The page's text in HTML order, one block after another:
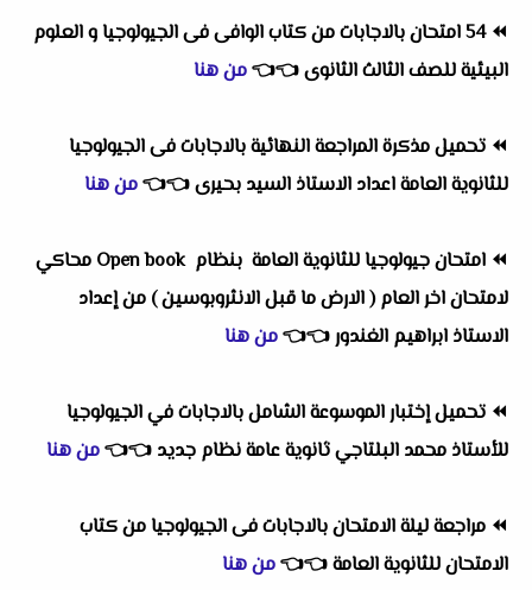
⏪
54 امتحان بالاجابات من كتاب الوافى فى الجيولوجيا و العلوم
البيئية للصف الثالث الثانوى👈
👈من هنا
⏪ تحميل مذكرة المراجعة النهائية بالاجابات فى الجيولوجيا
للثانوية العامة اعداد الاستاذ السيد بحيرى👈
👈من هنا
⏪
امتحان جيولوجيا للثانوية العامة بنظام Open book محاكي
لامتحان اخر العام ( الارض ما قبل الانثروبوسين ) من إعداد
الاستاذ ابراهيم الغندور👈
👈من هنا
⏪ تحميل إختبار الموسوعة الشامل بالاجابات في الجيولوجيا
للأستاذ محمد البلتاجي ثانوية عامة نظام جديد 👈
👈من هنا
⏪ مراجعة ليلة الامتحان بالاجابات فى الجيولوجيا من كتاب
الامتحان للثانوية العامة👈
👈من هنا